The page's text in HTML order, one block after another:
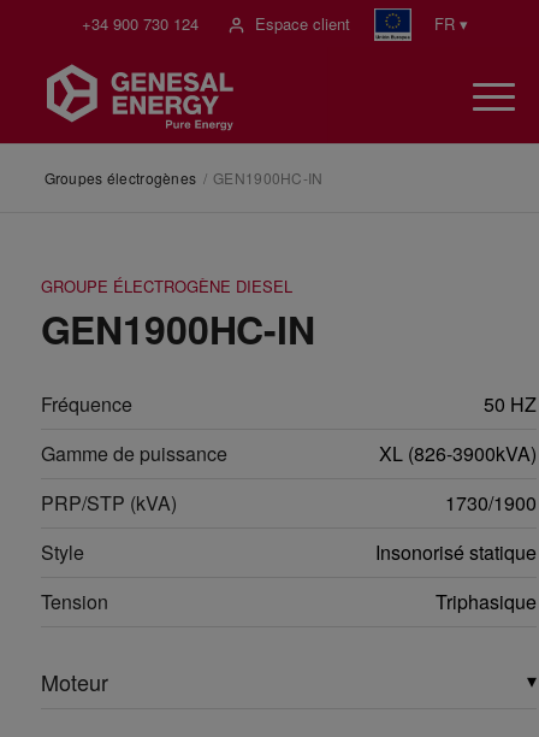
+34 900 730 124 Espace client FR ▾
Groupes électrogènes / GEN1900HC-IN
GROUPE ÉLECTROGÈNE DIESEL
GEN1900HC-IN
Fréquence
50 HZ
Gamme de puissance
XL (826-3900kVA)
PRP/STP (kVA)
1730/1900
Style
Insonorisé statique
Tension
Triphasique
Moteur ▾